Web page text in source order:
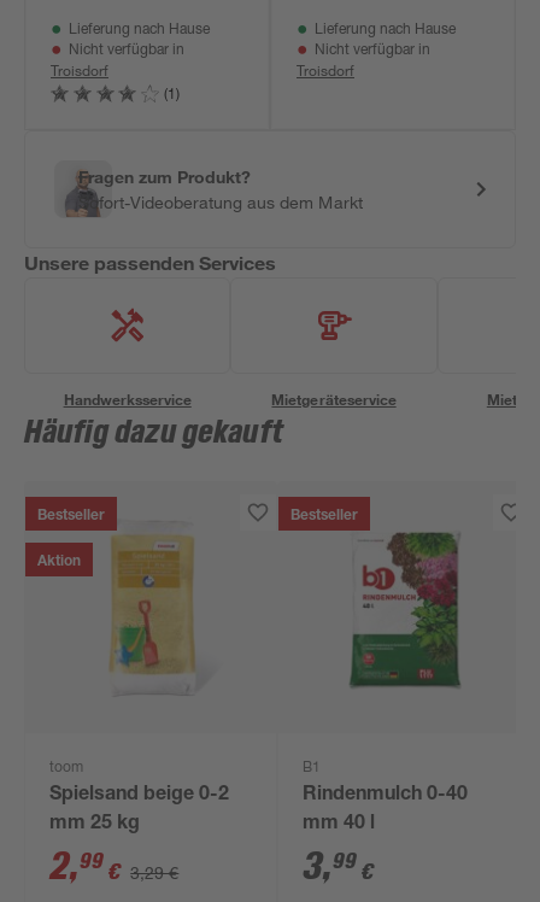
Lieferung nach Hause
Nicht verfügbar in
Troisdorf
(1)
Lieferung nach Hause
Nicht verfügbar in
Troisdorf
Fragen zum Produkt?
Sofort-Videoberatung aus dem Markt
Unsere passenden Services
Handwerksservice Mietgeräteservice
Häufig dazu gekauft
Bestseller
Aktion
toom
Spielsand beige 0-2
mm 25 kg
2,99 € 3,29 €
Bestseller
B1
Rindenmulch 0-40
mm 40 l
3,99 €